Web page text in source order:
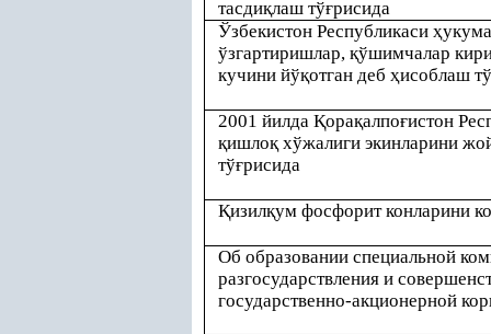
тасдиқлаш тўғрисида
Ўзбекистон Республикаси ҳ
ўзгартиришлар, қўшимчалар
кучини йўқотган деб ҳисоблаш тў
2001 йилда Қорақалпоғистон
қишлоқхўжалиги экинларини
тўғрисида
Қизилқум фосфорит конларини
Об образовании специальной
разгосударствления и
государственно-акционерной